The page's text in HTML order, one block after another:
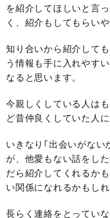
を紹介してほしいと言
く、紹介もしてもらいや
知り合いから紹介して
う情報も手に入れやす
なると思います。
今親しくしている人は
ど昔仲良くしていた人
いきなり｢出会いがない
が、他愛もない話をし
だら紹介してくれるか
い関係になれるかもしれ
長らく連絡をとってい